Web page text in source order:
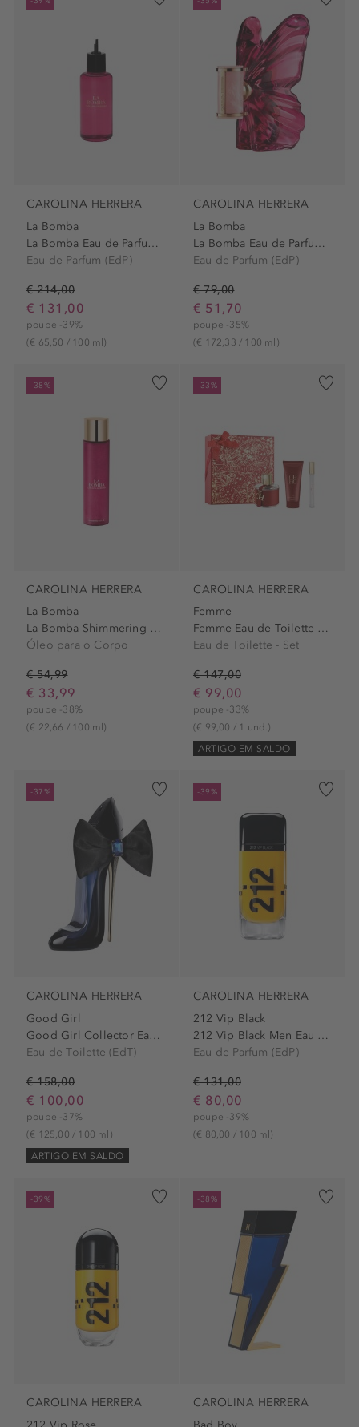
CAROLINA HERRERA
La Bomba
La Bomba Eau de Parfum Refill
Eau de Parfum (EdP)
€ 214,00
€ 131,00
poupe -39%
(€ 65,50 / 100 ml)
CAROLINA HERRERA
La Bomba
La Bomba Eau de Parfum Spray
Eau de Parfum (EdP)
€ 79,00
€ 51,70
poupe -35%
(€ 172,33 / 100 ml)
-38%
CAROLINA HERRERA
La Bomba
La Bomba Shimmering Body Oil
Óleo para o Corpo
€ 54,99
€ 33,99
poupe -38%
(€ 22,66 / 100 ml)
-33%
CAROLINA HERRERA
Femme
Femme Eau de Toilette Spray...
Eau de Toilette - Set
€ 147,00
€ 99,00
poupe -33%
(€ 99,00 / 1 und.)
ARTIGO EM SALDO
-37%
CAROLINA HERRERA
Good Girl
Good Girl Collector Eau de...
Eau de Toilette (EdT)
€ 158,00
€ 100,00
poupe -37%
(€ 125,00 / 100 ml)
ARTIGO EM SALDO
-39%
CAROLINA HERRERA
212 Vip Black
212 Vip Black Men Eau de...
Eau de Parfum (EdP)
€ 131,00
€ 80,00
poupe -39%
(€ 80,00 / 100 ml)
-39%
CAROLINA HERRERA
-38%
CAROLINA HERRERA